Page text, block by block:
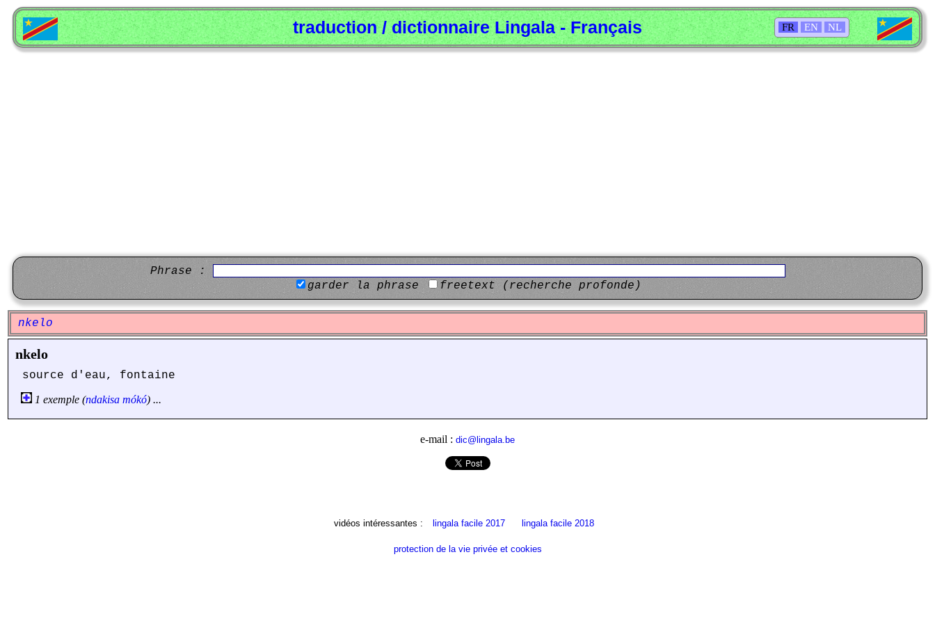
FR EN NL
traduction / dictionnaire Lingala - Français
Phrase :
garder la phrase
freetext (recherche profonde)
nkelo
nkelo
source d'eau, fontaine
1 exemple (ndakisa mókó) ...
e-mail : dic@lingala.be
vidéos intéressantes : lingala facile 2017 lingala facile 2018
protection de la vie privée et cookies